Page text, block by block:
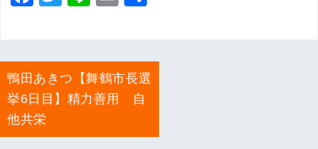
e
b
o
o
er
l
投
稿
ナ
ビ
ゲ
鴨田あきつ【舞鶴市長選
挙6日目】精力善用 自
他共栄